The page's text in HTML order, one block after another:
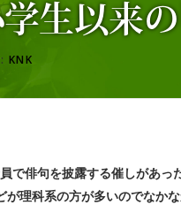
生以来の
KNK
で俳句を披露する催しがあ
理科系の方が多いのでなかな